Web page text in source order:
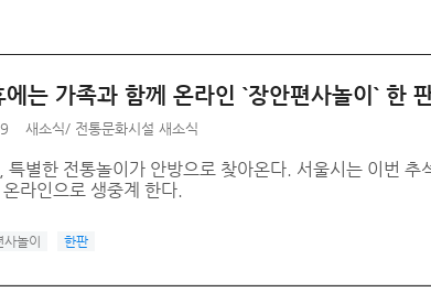
에는 가족과 함께 온라인 `장안편사놀이` 한
새소식/ 전통문화시설 새소식
특별한 전통놀이가 안방으로 찾아온다. 서울시는 이번
온라인으로 생중계 한다.
놀이 한판